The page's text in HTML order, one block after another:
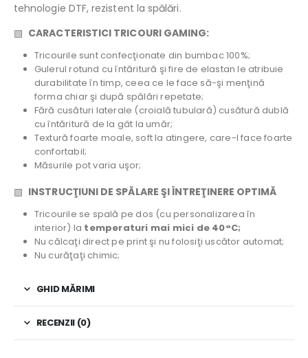
tehnologie DTF, rezistent la spălări.
▧ CARACTERISTICI TRICOURI GAMING:
Tricourile sunt confecţionate din bumbac 100%;
Gulerul rotund cu întăritură şi fire de elastan le atribuie
durabilitate în timp, ceea ce le face să-şi menţină
forma chiar şi după spălări repetate;
Fără cusături laterale (croială tubulară) cusătură dublă
cu întăritură de la gât la umăr;
Textură foarte moale, soft la atingere, care-l face foarte
confortabil;
Măsurile pot varia uşor;
▧ INSTRUCŢIUNI DE SPĂLARE ŞI ÎNTREŢINERE OPTIMĂ
Tricourile se spală pe dos (cu personalizarea în
interior) la temperaturi mai mici de 40°C;
Nu călcaţi direct pe print şi nu folosiţi uscător automat;
Nu curăţaţi chimic;
GHID MĂRIMI
RECENZII (0)